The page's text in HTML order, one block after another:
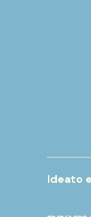
Ideato